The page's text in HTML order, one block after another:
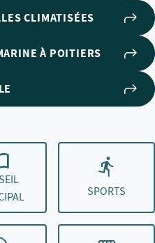
CLIMATISÉES
À POITIERS
SPORTS